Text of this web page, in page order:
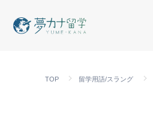
TOP 留学用語/スラング